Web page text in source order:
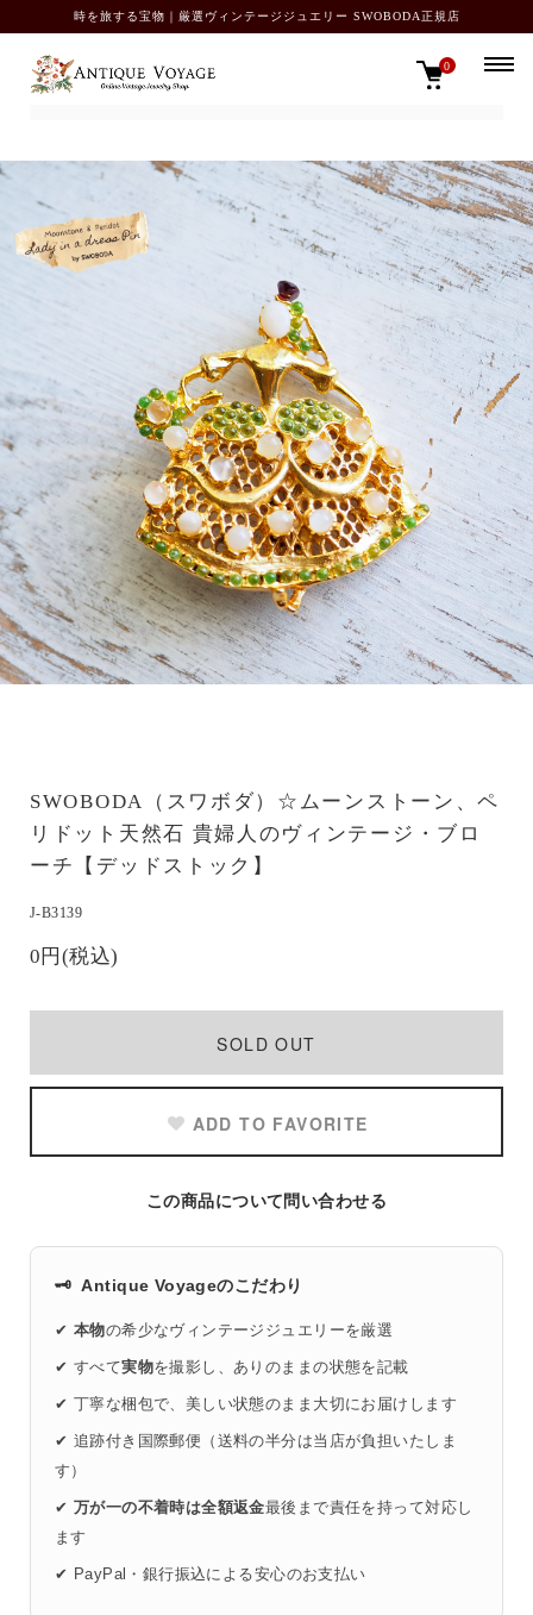
時を旅する宝物｜厳選ヴィンテージジュエリー SWOBODA正規店
0
TOP ブローチ・ピン
SWOBODA（スワボダ）☆ムーンストーン、ペ
リドット天然石 貴婦人のヴィンテージ・ブロ
ーチ【デッドストック】
J-B3139
0円(税込)
SOLD OUT
ADD TO FAVORITE
この商品について問い合わせる
🗝️ Antique Voyageのこだわり
✔ 本物の希少なヴィンテージジュエリーを厳選
✔ すべて実物を撮影し、ありのままの状態を記載
✔ 丁寧な梱包で、美しい状態のまま大切にお届けします
✔ 追跡付き国際郵便（送料の半分は当店が負担いたしま
す）
✔ 万が一の不着時は全額返金最後まで責任を持って対応し
ます
✔ PayPal・銀行振込による安心のお支払い